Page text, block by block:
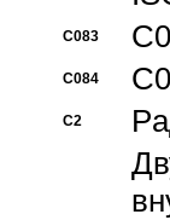
C083
C084
C2